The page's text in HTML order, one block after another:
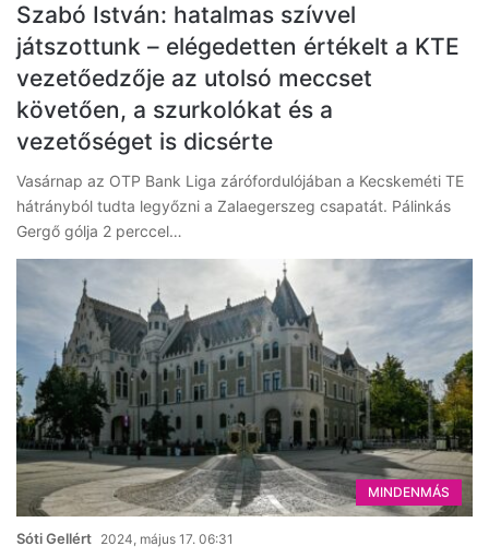
Szabó István: hatalmas szívvel
játszottunk – elégedetten értékelt a KTE
vezetőedzője az utolsó meccset
követően, a szurkolókat és a
vezetőséget is dicsérte
Vasárnap az OTP Bank Liga zárófordulójában a Kecskeméti TE
hátrányból tudta legyőzni a Zalaegerszeg csapatát. Pálinkás
Gergő gólja 2 perccel…
MINDENMÁS
Sóti Gellért 2024, május 17. 06:31